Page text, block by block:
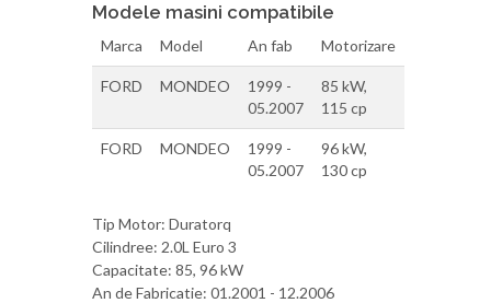
Modele masini compatibile
Marca Model An fab Motorizare
FORD MONDEO
1999 -
05.2007
85 kW,
115 cp
FORD MONDEO
1999 -
05.2007
96 kW,
130 cp
Tip Motor: Duratorq
Cilindree: 2.0L Euro 3
Capacitate: 85, 96 kW
An de Fabricatie: 01.2001 - 12.2006